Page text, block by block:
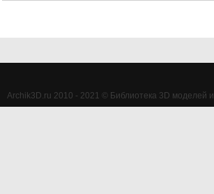
Archik3D.ru 2010 - 2021 © Библиотека 3D моделей